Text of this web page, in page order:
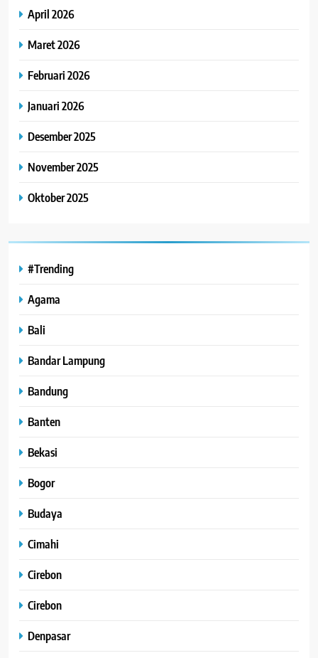
April 2026
Maret 2026
Februari 2026
Januari 2026
Desember 2025
November 2025
Oktober 2025
#Trending
Agama
Bali
Bandar Lampung
Bandung
Banten
Bekasi
Bogor
Budaya
Cimahi
Cirebon
Cirebon
Denpasar